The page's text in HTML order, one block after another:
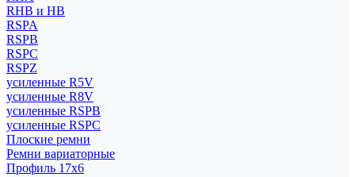
RHB и HB
RSPA
RSPB
RSPC
RSPZ
усиленные R5V
усиленные R8V
усиленные RSPB
усиленные RSPC
Плоские ремни
Ремни вариаторные
Профиль 17x6